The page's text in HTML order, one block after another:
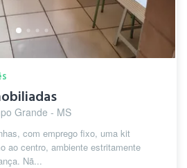
Grande - MS
com emprego fixo, uma kit
ao centro, ambiente estritamente
Nã...